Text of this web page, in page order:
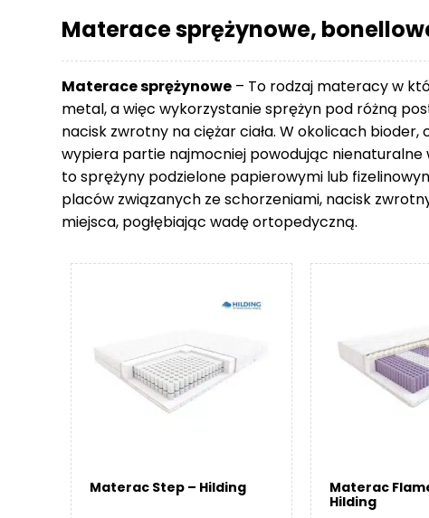
Materace sprężynowe,
Materace sprężynowe– To rodzaj materacy w
metal, a więc wykorzystanie sprężyn pod różną
nacisk zwrotny na ciężar ciała. W okolicach
wypiera partie najmocniej powodując nienaturalne
to sprężyny podzielone papierowymi lub
placów związanych ze schorzeniami, nacisk
miejsca, pogłębiając wadę ortopedyczną.
Materac Step – Hilding
Materac
Hilding